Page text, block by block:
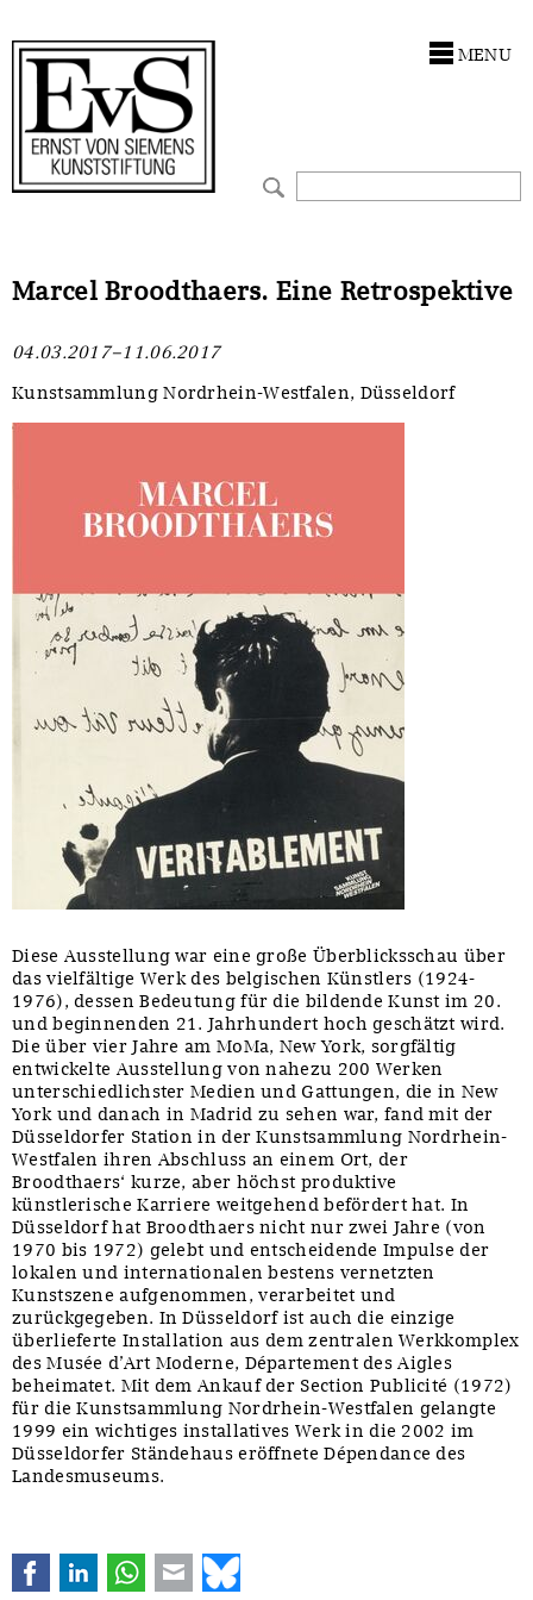
MENU
Marcel Broodthaers. Eine Retrospektive
04.03.2017–11.06.2017
Kunstsammlung Nordrhein-Westfalen, Düsseldorf
Diese Ausstellung war eine große Überblicksschau über
das vielfältige Werk des belgischen Künstlers (1924-
1976), dessen Bedeutung für die bildende Kunst im 20.
und beginnenden 21. Jahrhundert hoch geschätzt wird.
Die über vier Jahre am MoMa, New York, sorgfältig
entwickelte Ausstellung von nahezu 200 Werken
unterschiedlichster Medien und Gattungen, die in New
York und danach in Madrid zu sehen war, fand mit der
Düsseldorfer Station in der Kunstsammlung Nordrhein-
Westfalen ihren Abschluss an einem Ort, der
Broodthaers‘ kurze, aber höchst produktive
künstlerische Karriere weitgehend befördert hat. In
Düsseldorf hat Broodthaers nicht nur zwei Jahre (von
1970 bis 1972) gelebt und entscheidende Impulse der
lokalen und internationalen bestens vernetzten
Kunstszene aufgenommen, verarbeitet und
zurückgegeben. In Düsseldorf ist auch die einzige
überlieferte Installation aus dem zentralen Werkkomplex
des Musée d’Art Moderne, Département des Aigles
beheimatet. Mit dem Ankauf der Section Publicité (1972)
für die Kunstsammlung Nordrhein-Westfalen gelangte
1999 ein wichtiges installatives Werk in die 2002 im
Düsseldorfer Ständehaus eröffnete Dépendance des
Landesmuseums.
FacebookLinkedInWhatsApp
E-mail
Förderphilosophie
Gremien
Stellenangebote
Ankauf
Restaurierungen
UKRAINE-Förderlinie